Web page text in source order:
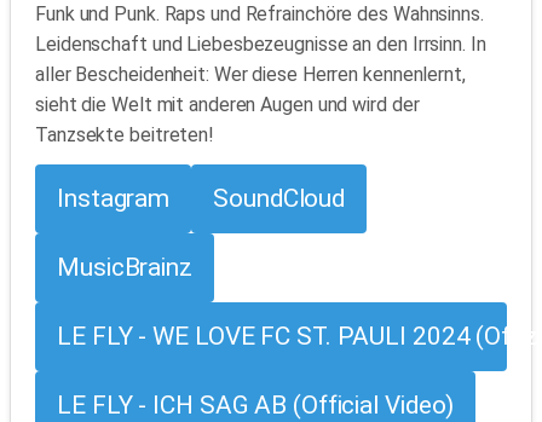
Funk und Punk. Raps und Refrainchöre des Wahnsinns.
Leidenschaft und Liebesbezeugnisse an den Irrsinn. In
aller Bescheidenheit: Wer diese Herren kennenlernt,
sieht die Welt mit anderen Augen und wird der
Tanzsekte beitreten!
Instagram SoundCloud
MusicBrainz
LE FLY - WE LOVE FC ST. PAULI 2024
LE FLY - ICH SAG AB (Official Video)